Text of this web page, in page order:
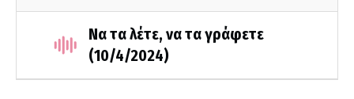
Να τα λέτε, να τα γράφετε
(10/4/2024)